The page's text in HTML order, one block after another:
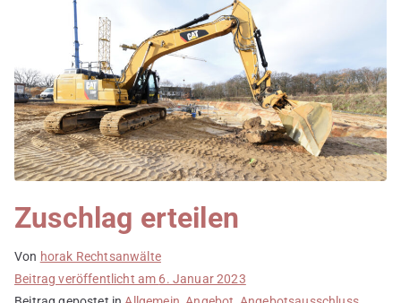
Zuschlag erteilen
Von horak Rechtsanwälte
Beitrag veröffentlicht am 6. Januar 2023